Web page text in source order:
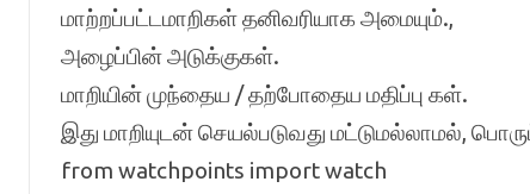
மாற்றப்பட்டமாறிகள் தனிவரியாக அமையும்.,
அழைப்பின் அடுக்குகள்.
மாறியின் முந்தைய / தற்போதைய மதிப்பு கள்.
இது மாறியுடன் செயல்படுவது மட்டுமல்லாமல்,
from watchpoints import watch